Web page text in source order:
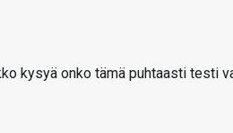
kysyä onko tämä puhtaasti testi